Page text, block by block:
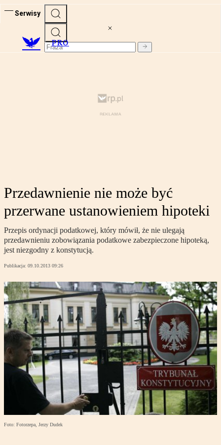
Serwisy
PRO
Przedawnienie nie może być
przerwane ustanowieniem hipoteki
Przepis ordynacji podatkowej, który mówił, że nie ulegają
przedawnieniu zobowiązania podatkowe zabezpieczone hipoteką,
jest niezgodny z konstytucją.
Publikacja: 09.10.2013 09:26
Foto: Fotorzepa, Jerzy Dudek